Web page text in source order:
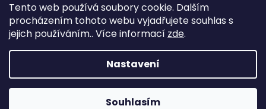
Tento web používá soubory cookie. Dalším
procházením tohoto webu vyjadřujete souhlas s
jejich používáním.. Více informací zde.
Nastavení
Souhlasím
+420 222 316 990
https://www.facebook.com/cskarlin
Copyright 2026Concept Store Karlín. Všechna práva
Upravit nastavení cookies